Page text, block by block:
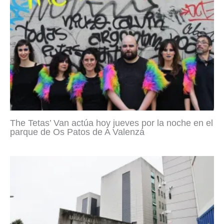
The Tetas’ Van actúa hoy jueves por la noche en el
parque de Os Patos de A Valenzá